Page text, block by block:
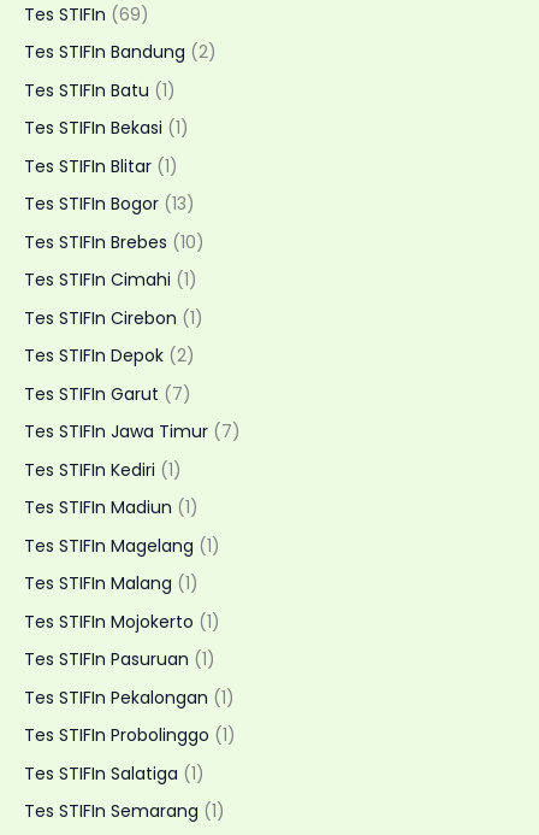
Tes STIFIn (69)
Tes STIFIn Bandung (2)
Tes STIFIn Batu (1)
Tes STIFIn Bekasi (1)
Tes STIFIn Blitar (1)
Tes STIFIn Bogor (13)
Tes STIFIn Brebes (10)
Tes STIFIn Cimahi (1)
Tes STIFIn Cirebon (1)
Tes STIFIn Depok (2)
Tes STIFIn Garut (7)
Tes STIFIn Jawa Timur (7)
Tes STIFIn Kediri (1)
Tes STIFIn Madiun (1)
Tes STIFIn Magelang (1)
Tes STIFIn Malang (1)
Tes STIFIn Mojokerto (1)
Tes STIFIn Pasuruan (1)
Tes STIFIn Pekalongan (1)
Tes STIFIn Probolinggo (1)
Tes STIFIn Salatiga (1)
Tes STIFIn Semarang (1)